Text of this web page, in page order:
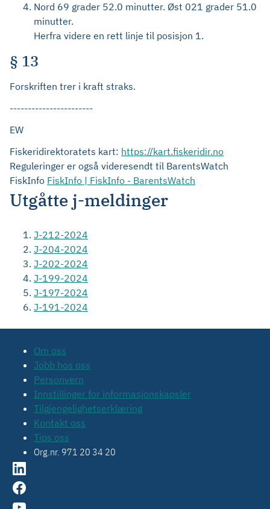
Nord 69 grader 52.0 minutter. Øst 021 grader 51.0
minutter.
Herfra videre en rett linje til posisjon 1.
§ 13
Forskriften trer i kraft straks.
-----------------------
EW
Fiskeridirektoratets kart: https://kart.fiskeridir.no
Reguleringer er også videresendt til BarentsWatch
FiskInfo FiskInfo | FiskInfo - BarentsWatch
Utgåtte j-meldinger
J-212-2024
J-204-2024
J-202-2024
J-199-2024
J-197-2024
J-191-2024
Om oss
Jobb hos oss
Personvern
Innstillinger for informasjonskapsler
Tilgjengelighetserklæring
Kontakt oss
Tips oss
Org.nr. 971 20 34 20